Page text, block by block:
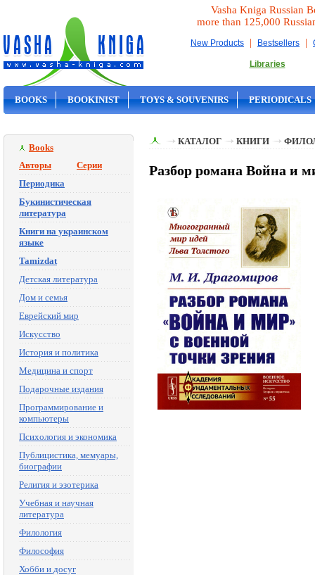
Vasha Kniga Russian
more than 125,000
New Products | Bestsellers |
Libraries
BOOKS BOOKINIST TOYS & SOUVENIRS PERIODICALS
Books
Авторы
Серии
Периодика
Букинистическая
литература
Книги на украинском
языке
Tamizdat
Детская литература
Дом и семья
Еврейский мир
Искусство
История и политика
Медицина и спорт
Подарочные издания
Программирование и
компьютеры
Психология и экономика
Публицистика, мемуары,
биографии
Религия и эзотерика
Учебная и научная
литература
Филология
Философия
Хобби и досуг
КАТАЛОГ КНИГИ
Разбор романа Война и